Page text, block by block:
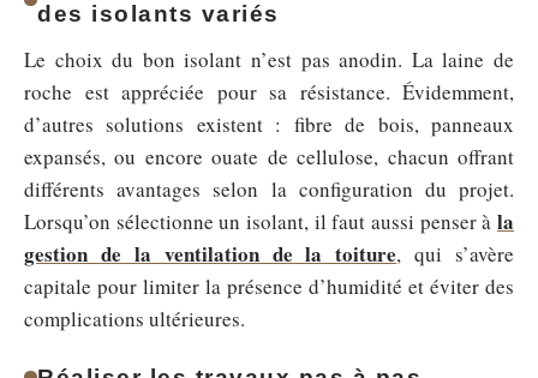
des isolants variés
Le choix du bon isolant n’est pas anodin. La laine de
roche est appréciée pour sa résistance. Évidemment,
d’autres solutions existent : fibre de bois, panneaux
expansés, ou encore ouate de cellulose, chacun offrant
différents avantages selon la configuration du projet.
Lorsqu’on sélectionne un isolant, il faut aussi penser à la
gestion de la ventilation de la toiture, qui s’avère
capitale pour limiter la présence d’humidité et éviter des
complications ultérieures.